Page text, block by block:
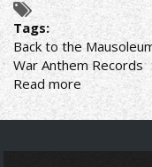
Tags:
Back to the
War Anthem Records
Read more about
ΠΟΙΟΤΙΚΟ